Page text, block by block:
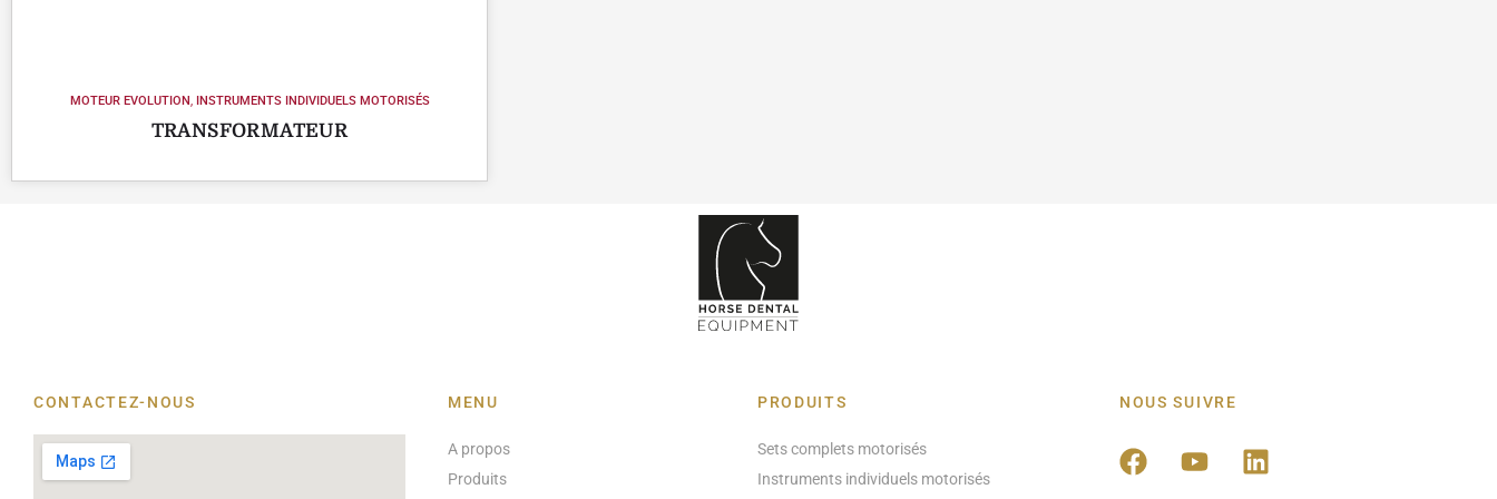
MOTEUR EVOLUTION, INSTRUMENTS INDIVIDUELS MOTORISÉS
TRANSFORMATEUR
CONTACTEZ-NOUS MENU
A propos
Produits
PRODUITS
Sets complets motorisés
Instruments individuels motorisés
NOUS SUIVRE